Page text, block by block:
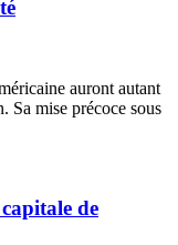
auront autant
Sa mise précoce sous
de